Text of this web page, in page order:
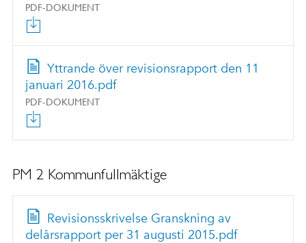
PDF-DOKUMENT
Yttrande över revisionsrapport den 11
januari 2016.pdf
PDF-DOKUMENT
PM 2 Kommunfullmäktige
Revisionsskrivelse Granskning av
delårsrapport per 31 augusti 2015.pdf